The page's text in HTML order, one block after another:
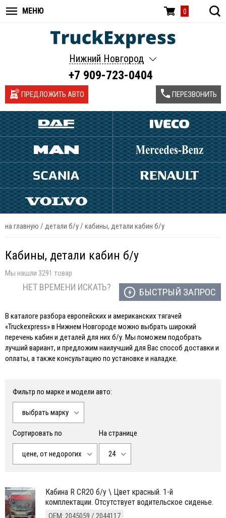
МЕНЮ 0
Нижний Новгород
+7 909-723-0404
ПРЕДЛОЖИТЬ АВТО
на главную / детали б/у/ кабины, детали кабин б/у
Кабины, детали кабин б/у
Мы нашли 3291 товар
НЕТ ВРЕМЕНИ ИСКАТЬ? БЫСТРЫЙ ЗАПРОС
В каталоге разбора европейских и американских тягачей
«Truckexpress» в Нижнем Новгороде можно выбрать широкий
перечень кабин и деталей для них б/у. Мы поможем подобрать
лучший вариант, и предложим наилучший для Вас способ доставки и
оплаты, а также консультацию по установке и наладке.
Фильтр по марке и модели авто:
выбрать марку
Сортировать по
цене, от недорогих
На странице
24
Кабина R CR20 б/у \ Цвет красный. 1-й
комплектации. Отсутствует водительское сиденье.
ОЕМ: 2045059 / 2044117